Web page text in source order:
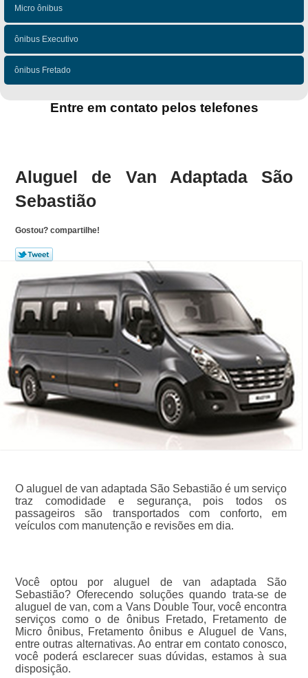
Micro ônibus
ônibus Executivo
ônibus Fretado
Entre em contato pelos telefones
Aluguel de Van Adaptada São
Sebastião
Gostou? compartilhe!
O aluguel de van adaptada São Sebastião é um serviço
traz comodidade e segurança, pois todos os
passageiros são transportados com conforto, em
veículos com manutenção e revisões em dia.
Você optou por aluguel de van adaptada São
Sebastião? Oferecendo soluções quando trata-se de
aluguel de van, com a Vans Double Tour, você encontra
serviços como o de ônibus Fretado, Fretamento de
Micro ônibus, Fretamento ônibus e Aluguel de Vans,
entre outras alternativas. Ao entrar em contato conosco,
você poderá esclarecer suas dúvidas, estamos à sua
disposição.